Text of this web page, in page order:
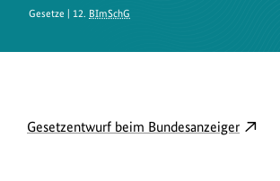
Sicherheit
Gesetze | 12. BImSchG
D
Gesetzentwurf beim Bundesanzeigerexterner